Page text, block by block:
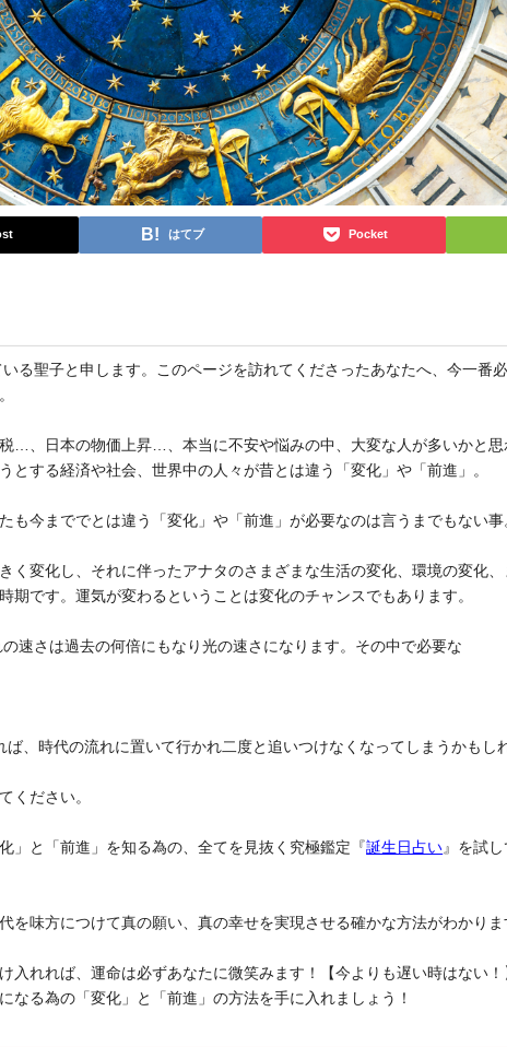
はてブ Pocket
る聖子と申します。このページを訪れてくださったあなたへ、今一番
…、日本の物価上昇…、本当に不安や悩みの中、大変な人が多いかと思
とする経済や社会、世界中の人々が昔とは違う「変化」や「前進」。
も今まででとは違う「変化」や「前進」が必要なのは言うまでもない事
く変化し、それに伴ったアナタのさまざまな生活の変化、環境の変化
期です。運気が変わるということは変化のチャンスでもあります。
速さは過去の何倍にもなり光の速さになります。その中で必要な
ば、時代の流れに置いて行かれ二度と追いつけなくなってしまうかもし
ください。
」と「前進」を知る為の、全てを見抜く究極鑑定『誕生日占い 』を試
を味方につけて真の願い、真の幸せを実現させる確かな方法がわかりま
入れれば、運命は必ずあなたに微笑みます！【今よりも遅い時はない
なる為の「変化」と「前進」の方法を手に入れましょう！